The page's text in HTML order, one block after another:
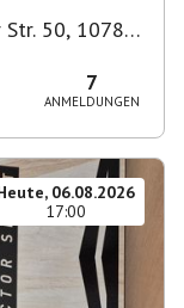
Str. 50, 10785
7
ANMELDUNGEN
06.08.2026
17:00